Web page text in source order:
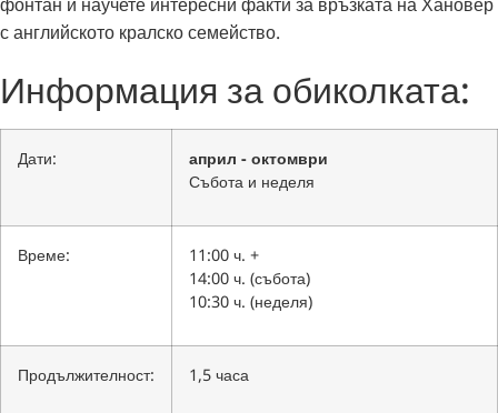
с английското кралско семейство.
Информация за обиколката:
Дати:
април - октомври
Събота и неделя
Време:
11:00 ч. +
14:00 ч. (събота)
10:30 ч. (неделя)
Продължителност: 1,5 часа